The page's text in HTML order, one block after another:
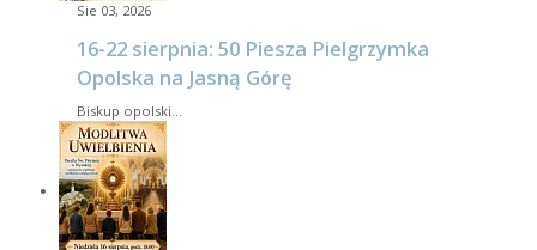
Sie 03, 2026
16-22 sierpnia: 50 Piesza Pielgrzymka
Opolska na Jasną Górę
Biskup opolski…